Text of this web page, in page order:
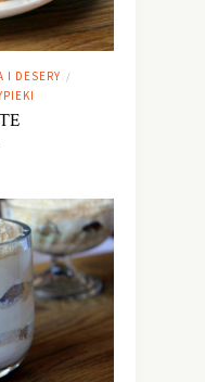
I DESERY /